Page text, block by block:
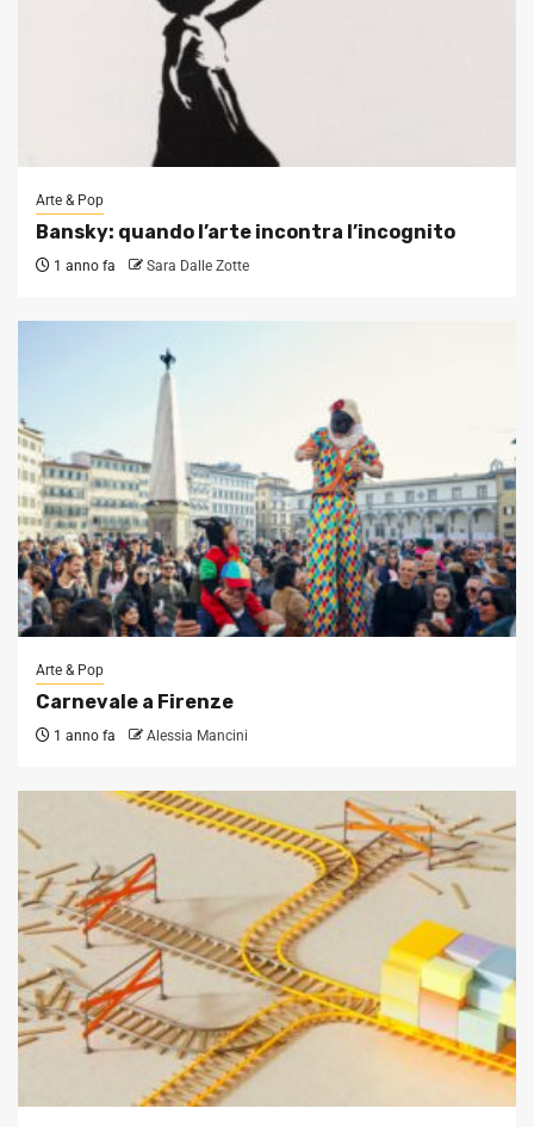
Arte & Pop
Bansky: quando l’arte incontra l’incognito
1 anno fa Sara Dalle Zotte
Arte & Pop
Carnevale a Firenze
1 anno fa Alessia Mancini